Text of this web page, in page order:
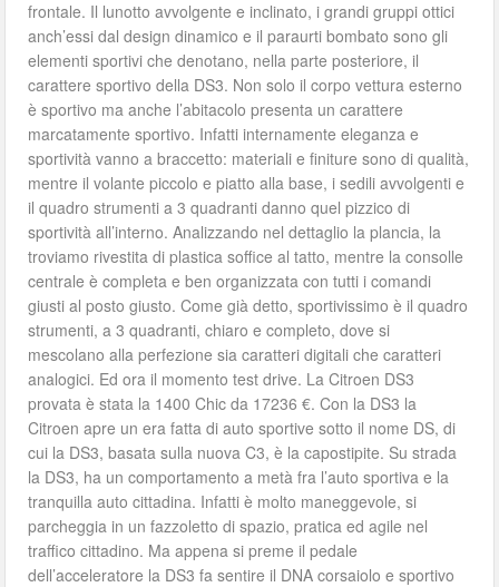
frontale. Il lunotto avvolgente e inclinato, i grandi gruppi ottici
anch’essi dal design dinamico e il paraurti bombato sono gli
elementi sportivi che denotano, nella parte posteriore, il
carattere sportivo della DS3. Non solo il corpo vettura esterno
è sportivo ma anche l’abitacolo presenta un carattere
marcatamente sportivo. Infatti internamente eleganza e
sportività vanno a braccetto: materiali e finiture sono di qualità,
mentre il volante piccolo e piatto alla base, i sedili avvolgenti e
il quadro strumenti a 3 quadranti danno quel pizzico di
sportività all’interno. Analizzando nel dettaglio la plancia, la
troviamo rivestita di plastica soffice al tatto, mentre la consolle
centrale è completa e ben organizzata con tutti i comandi
giusti al posto giusto. Come già detto, sportivissimo è il quadro
strumenti, a 3 quadranti, chiaro e completo, dove si
mescolano alla perfezione sia caratteri digitali che caratteri
analogici. Ed ora il momento test drive. La Citroen DS3
provata è stata la 1400 Chic da 17236 €. Con la DS3 la
Citroen apre un era fatta di auto sportive sotto il nome DS, di
cui la DS3, basata sulla nuova C3, è la capostipite. Su strada
la DS3, ha un comportamento a metà fra l’auto sportiva e la
tranquilla auto cittadina. Infatti è molto maneggevole, si
parcheggia in un fazzoletto di spazio, pratica ed agile nel
traffico cittadino. Ma appena si preme il pedale
dell’acceleratore la DS3 fa sentire il DNA corsaiolo e sportivo